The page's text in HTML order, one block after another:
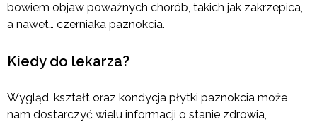
bowiem objaw poważnych chorób, takich jak zakrzepica,
a nawet… czerniaka paznokcia.
Kiedy do lekarza?
Wygląd, kształt oraz kondycja płytki paznokcia może
nam dostarczyć wielu informacji o stanie zdrowia,